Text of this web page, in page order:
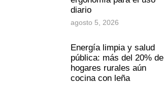
diario
agosto 5, 2026
Energía limpia y salud
pública: más del 20% de
hogares rurales aún
cocina con leña